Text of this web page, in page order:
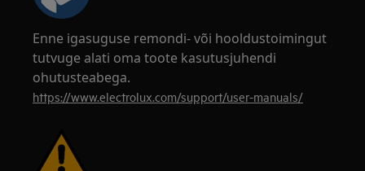
Enne igasuguse remondi- või hooldustoimingut
tutvuge alati oma toote kasutusjuhendi
ohutusteabega.
https://www.electrolux.com/support/user-manuals/